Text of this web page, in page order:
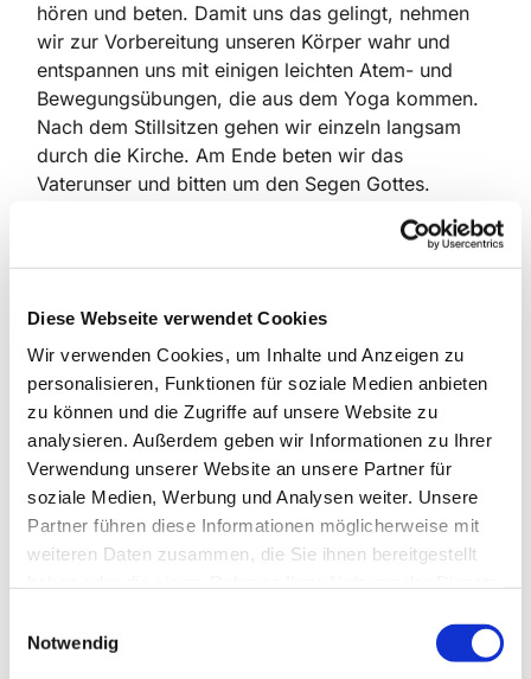
Diese Webseite verwendet Cookies
Wir verwenden Cookies, um Inhalte und Anzeigen zu
personalisieren, Funktionen für soziale Medien anbieten
zu können und die Zugriffe auf unsere Website zu
analysieren. Außerdem geben wir Informationen zu Ihrer
Verwendung unserer Website an unsere Partner für
soziale Medien, Werbung und Analysen weiter. Unsere
Partner führen diese Informationen möglicherweise mit
weiteren Daten zusammen, die Sie ihnen bereitgestellt
Notwendig
hören und beten. Damit uns das gelingt, nehmen
wir zur Vorbereitung unseren Körper wahr und
entspannen uns mit einigen leichten Atem- und
Bewegungsübungen, die aus dem Yoga kommen.
Nach dem Stillsitzen gehen wir einzeln langsam
durch die Kirche. Am Ende beten wir das
Vaterunser und bitten um den Segen Gottes.
Durch die Stunde begleiten uns Texte und Lieder
aus unserer Tradition, die uns zur Stille, zum Hören
und zum Gebet einladen.
Jede und jeder ist herzlich willkommen, dabei zu
sein, aber kommen Sie bitte pünktlich. Denn mit
Beginn schließen wir die Tür von innen zu, weil
verspätete Gäste oder andere Kirchenbesucher die
Konzentration stören würden.
Kontakt:Gesa Bartholomae
Tel.: 0431/36640
Email: gesa.bartholomae@gmx.de